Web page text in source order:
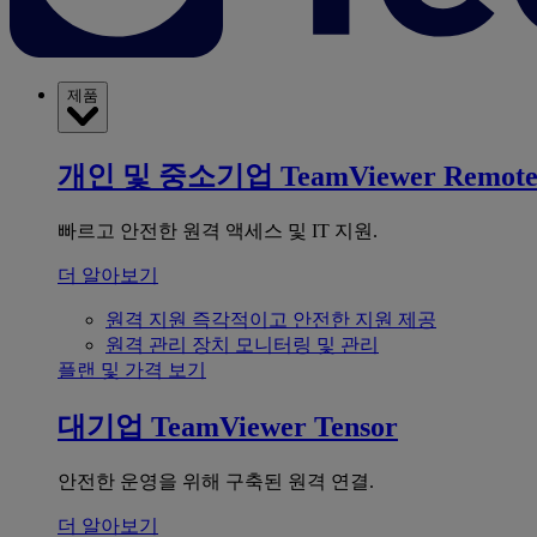
제품
개인 및 중소기업 TeamViewer Remote
빠르고 안전한 원격 액세스 및 IT 지원.
더 알아보기
원격 지원 즉각적이고 안전한 지원 제공
원격 관리 장치 모니터링 및 관리
플랜 및 가격 보기
대기업 TeamViewer Tensor
안전한 운영을 위해 구축된 원격 연결.
더 알아보기